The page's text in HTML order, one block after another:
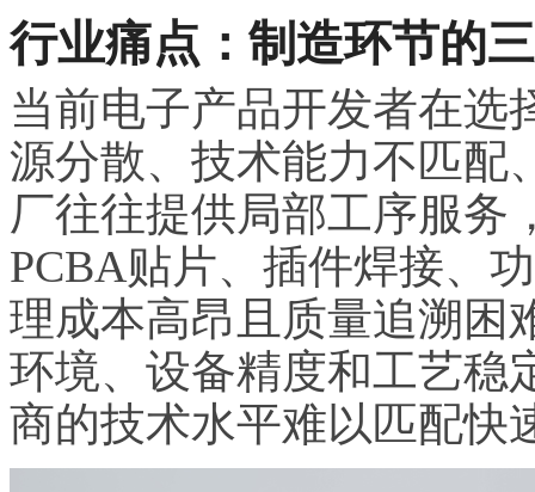
行业痛点：制造环节的
当前电子产品开发者在选
源分散、技术能力不匹配
厂往往提供局部工序服务
PCBA贴片、插件焊接、
理成本高昂且质量追溯困
环境、设备精度和工艺稳
商的技术水平难以匹配快